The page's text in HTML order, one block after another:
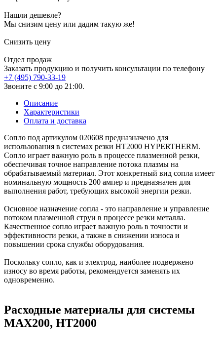
Нашли дешевле?
Мы снизим цену или дадим такую же!
Снизить цену
Отдел продаж
Заказать продукцию и получить консультации по телефону
+7 (495) 790-33-19
Звоните с 9:00 до 21:00.
Описание
Характеристики
Оплата и доставка
Сопло под артикулом 020608 предназначено для
использования в системах резки HT2000 HYPERTHERM.
Сопло играет важную роль в процессе плазменной резки,
обеспечивая точное направление потока плазмы на
обрабатываемый материал. Этот конкретный вид сопла имеет
номинальную мощность 200 ампер и предназначен для
выполнения работ, требующих высокой энергии резки.
Основное назначение сопла - это направление и управление
потоком плазменной струи в процессе резки металла.
Качественное сопло играет важную роль в точности и
эффективности резки, а также в снижении износа и
повышении срока службы оборудования.
Поскольку сопло, как и электрод, наиболее подвержено
износу во время работы, рекомендуется заменять их
одновременно.
Расходные материалы для системы
MAX200, HT2000